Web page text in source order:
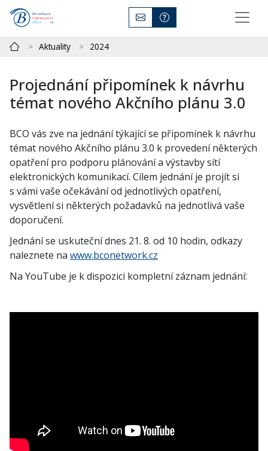
Aktuality 2024
Projednání připomínek k návrhu
témat nového Akčního plánu 3.0
BCO vás zve na jednání týkající se připomínek k návrhu
témat nového Akčního plánu 3.0 k provedení některých
opatření pro podporu plánování a výstavby sítí
elektronických komunikací. Cílem jednání je projít si
s vámi vaše očekávání od jednotlivých opatření,
vysvětlení si některých požadavků na jednotlivá vaše
doporučení.
Jednání se uskuteční dnes 21. 8. od 10 hodin, odkazy
naleznete na www.bconetwork.cz
Na YouTube je k dispozici kompletní záznam jednání: